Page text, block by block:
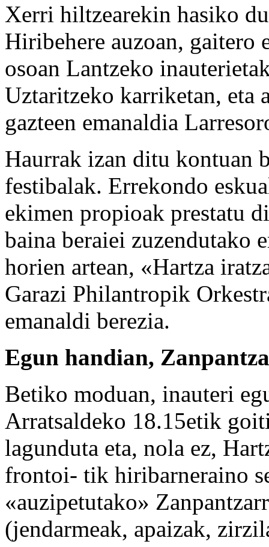
Xerri hiltzearekin hasiko
Hiribehere auzoan,
osoan Lantzeko
Uztaritzeko karriketan, eta
gazteen emanaldia
Haurrak izan ditu kontuan
festibalak. Errekondo
ekimen propioak prestatu
baina beraiei zuzendutako
horien artean, «Hartza
Garazi Philantropik
emanaldi berezia.
Egun handian,
Betiko moduan, inauteri
Arratsaldeko 18.15etik
lagunduta eta, nola ez,
frontoi- tik hiribarneraino
«auzipetutako»
(jendarmeak, apaizak,